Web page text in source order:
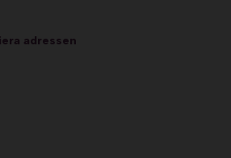
adressen